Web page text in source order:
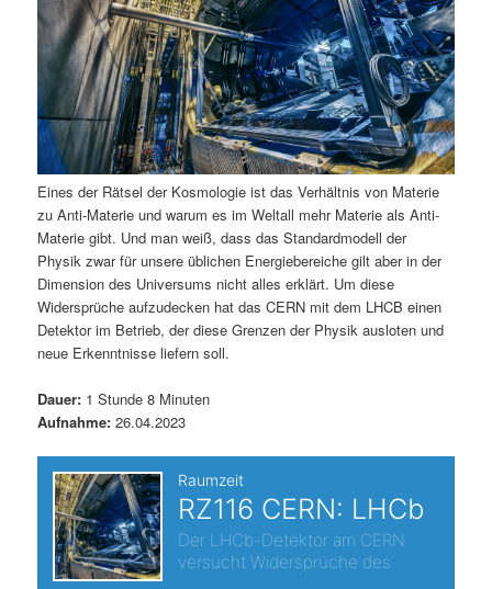
Eines der Rätsel der Kosmologie ist das Verhältnis von Materie
zu Anti-Materie und warum es im Weltall mehr Materie als Anti-
Materie gibt. Und man weiß, dass das Standardmodell der
Physik zwar für unsere üblichen Energiebereiche gilt aber in der
Dimension des Universums nicht alles erklärt. Um diese
Widersprüche aufzudecken hat das CERN mit dem LHCB einen
Detektor im Betrieb, der diese Grenzen der Physik ausloten und
neue Erkenntnisse liefern soll.
Dauer: 1 Stunde 8 Minuten
Aufnahme: 26.04.2023